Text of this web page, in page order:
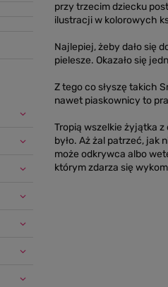
przy trzecim dziecku
ilustracji w kolorowych
Najlepiej, żeby dało się
pielesze. Okazało się
Z tego co słyszę takich
nawet piaskownicy to
Tropią wszelkie żyjątka
było. Aż żal patrzeć, jak
może odkrywca albo
którym zdarza się